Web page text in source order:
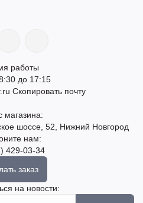
работы
до 17:15
Скопировать почту
магазина:
шоссе, 52, Нижний Новгород
нам:
429-03-34
заказ
на новости: